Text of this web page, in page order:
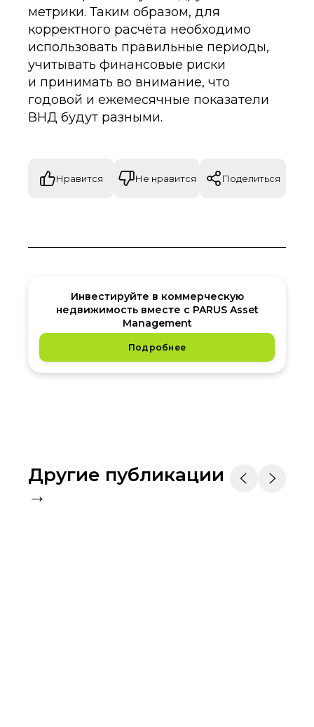
метрики. Таким образом, для
корректного расчёта необходимо
использовать правильные периоды,
учитывать финансовые риски
и принимать во внимание, что
годовой и ежемесячные показатели
ВНД будут разными.
Нравится Не нравится Поделиться
Инвестируйте в коммерческую
недвижимость вместе с PARUS Asset
Management
Подробнее
Другие публикации
→